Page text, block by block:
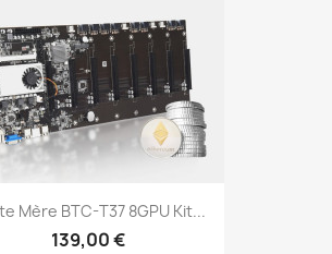
Mère BTC-T37 8GPU Kit...
139,00 €